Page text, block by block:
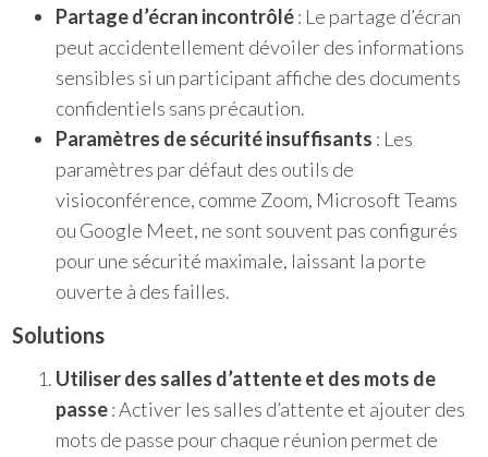
Partage d’écran incontrôlé: Le partage d’écran
peut accidentellement dévoiler des informations
sensibles si un participant affiche des documents
confidentiels sans précaution.
Paramètres de sécurité insuffisants : Les
paramètres par défaut des outils de
visioconférence, comme Zoom, Microsoft Teams
ou Google Meet, ne sont souvent pas configurés
pour une sécurité maximale, laissant la porte
ouverte à des failles.
Solutions
Utiliser des salles d’attente et des mots de
passe: Activer les salles d’attente et ajouter des
mots de passe pour chaque réunion permet de